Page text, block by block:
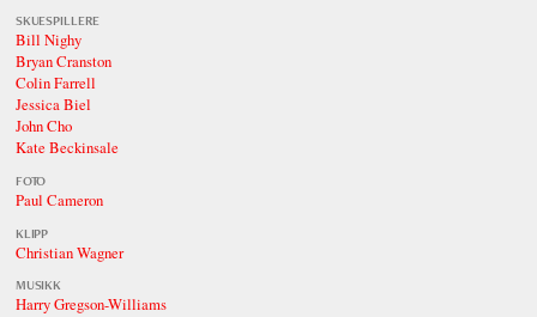
SKUESPILLERE
Bill Nighy
Bryan Cranston
Colin Farrell
Jessica Biel
John Cho
Kate Beckinsale
FOTO
Paul Cameron
KLIPP
Christian Wagner
MUSIKK
Harry Gregson-Williams